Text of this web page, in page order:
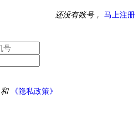
还没有账号， 马上注册
和
《隐私政策》